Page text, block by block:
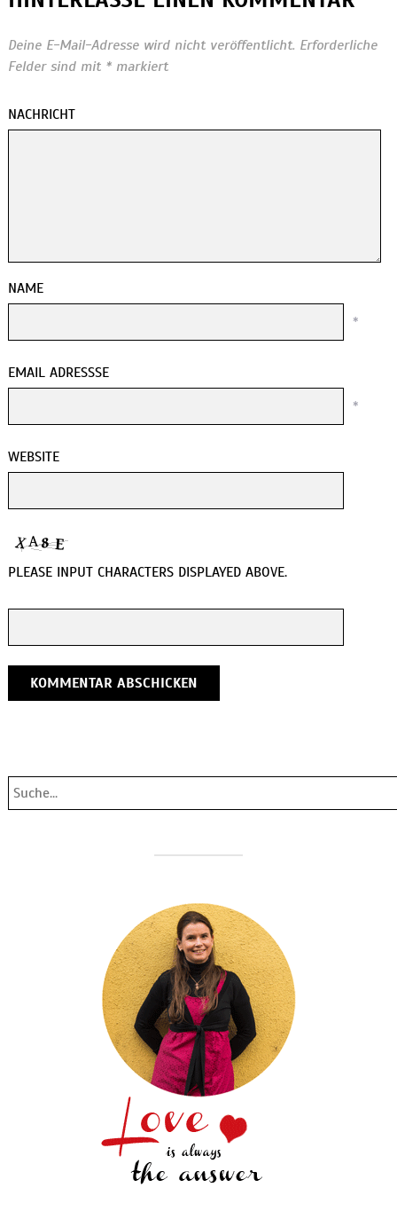
Deine E-Mail-Adresse wird nicht veröffentlicht. Erforderliche
Felder sind mit *markiert
NACHRICHT
NAME
*
EMAIL ADRESSSE
*
WEBSITE
PLEASE INPUT CHARACTERS DISPLAYED ABOVE.